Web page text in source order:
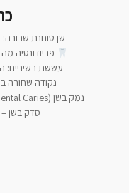
שן טוחנת שבורה:
פריודונטיה
עששת בשיניים:
נקודה שחורה
נמק בשן (Dental Caries) – המדריך המקיף ביותר לקהל הישראלי
סדק בשן –